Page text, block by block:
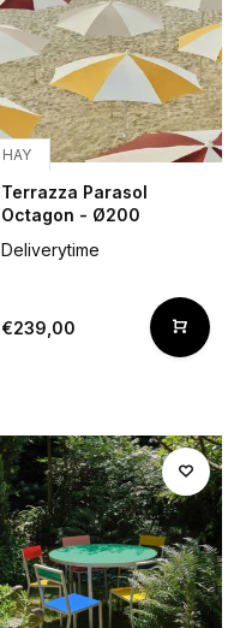
HAY
Terrazza Parasol
Octagon - Ø200
Deliverytime
€239,00